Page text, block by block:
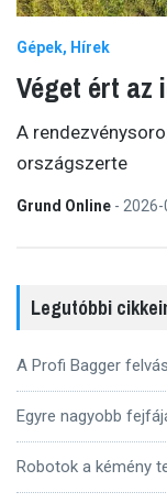
Gépek Hírek
Véget ért az
A
országszerte
Grund Online -
Legutóbbi
A Profi Bagger
Egyre nagyobb
Robotok a kémény